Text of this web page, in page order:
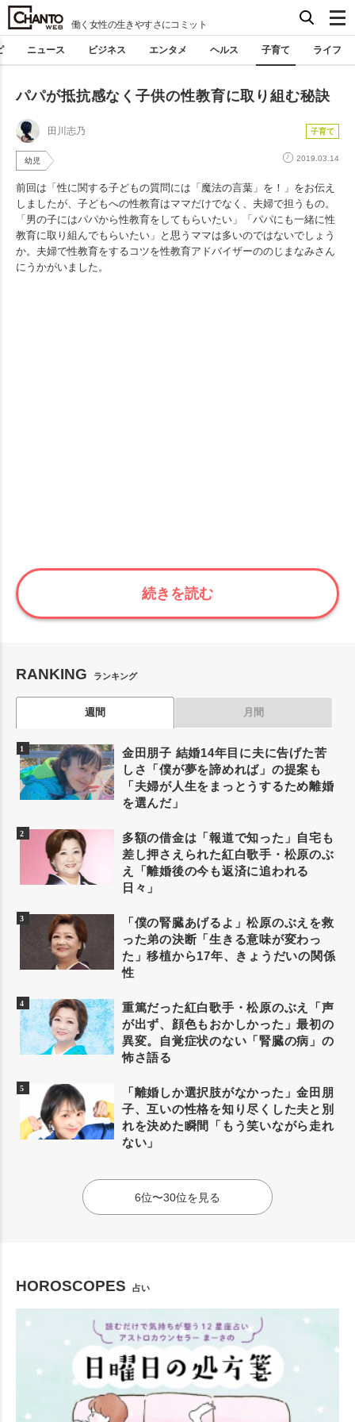
働く女性の生きやすさにコミット
ニュース ビジネス エンタメ ヘルス 子育て ライフ
パパが抵抗感なく子供の性教育に取り組む秘訣
田川志乃 子育て
幼児 2019.03.14
前回は「性に関する子どもの質問には「魔法の言葉」を！」をお伝え
しましたが、子どもへの性教育はママだけでなく、夫婦で担うもの。
「男の子にはパパから性教育をしてもらいたい」「パパにも一緒に性
教育に取り組んでもらいたい」と思うママは多いのではないでしょう
か。夫婦で性教育をするコツを性教育アドバイザーののじまなみさん
にうかがいました。
続きを読む
RANKING ランキング
週間 月間
金田朋子 結婚14年目に夫に告げた苦
しさ「僕が夢を諦めれば」の提案も
「夫婦が人生をまっとうするため離婚
を選んだ」
多額の借金は「報道で知った」自宅も
差し押さえられた紅白歌手・松原のぶ
え「離婚後の今も返済に追われる
日々」
「僕の腎臓あげるよ」松原のぶえを救
った弟の決断「生きる意味が変わっ
た」移植から17年、きょうだいの関係
性
重篤だった紅白歌手・松原のぶえ「声
が出ず、顔色もおかしかった」最初の
異変。自覚症状のない「腎臓の病」の
怖さ語る
「離婚しか選択肢がなかった」金田朋
子、互いの性格を知り尽くした夫と別
れを決めた瞬間「もう笑いながら走れ
ない」
6位〜30位を見る
HOROSCOPES 占い